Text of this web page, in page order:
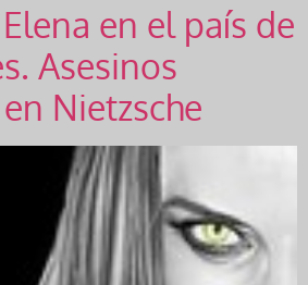
en el país de
Asesinos
Nietzsche